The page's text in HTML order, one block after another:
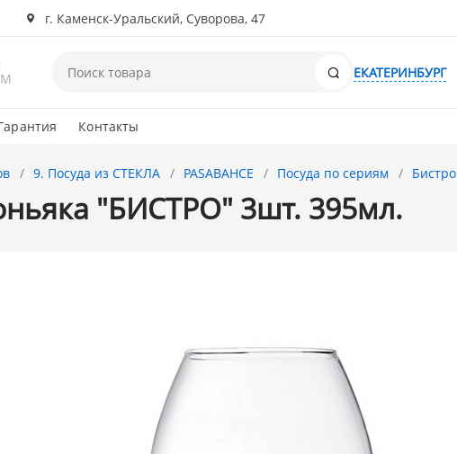
г. Каменск-Уральский, Суворова, 47
Поиск
ЕКАТЕРИНБУРГ
Контакты
9. Посуда из СТЕКЛА PASABAHCE Посуда по сериям Бистро
"БИСТРО" 3шт. 395мл.